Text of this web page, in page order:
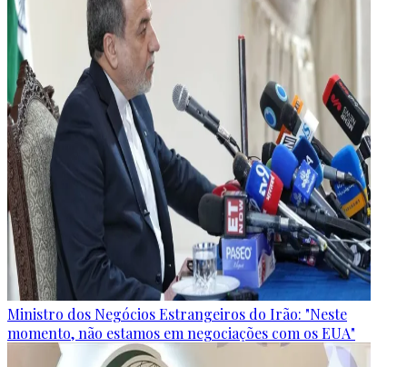
Ministro dos Negócios Estrangeiros do Irão: "Neste
momento, não estamos em negociações com os EUA"